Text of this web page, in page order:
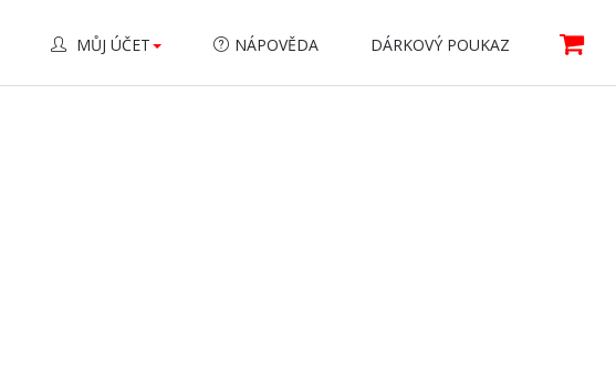
MŮJ ÚČET NÁPOVĚDA DÁRKOVÝ POUKAZ